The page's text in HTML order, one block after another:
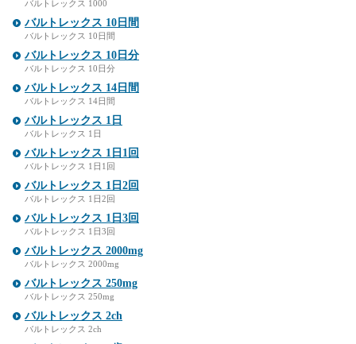
バルトレックス 1000
バルトレックス 10日間
バルトレックス 10日間
バルトレックス 10日分
バルトレックス 10日分
バルトレックス 14日間
バルトレックス 14日間
バルトレックス 1日
バルトレックス 1日
バルトレックス 1日1回
バルトレックス 1日1回
バルトレックス 1日2回
バルトレックス 1日2回
バルトレックス 1日3回
バルトレックス 1日3回
バルトレックス 2000mg
バルトレックス 2000mg
バルトレックス 250mg
バルトレックス 250mg
バルトレックス 2ch
バルトレックス 2ch